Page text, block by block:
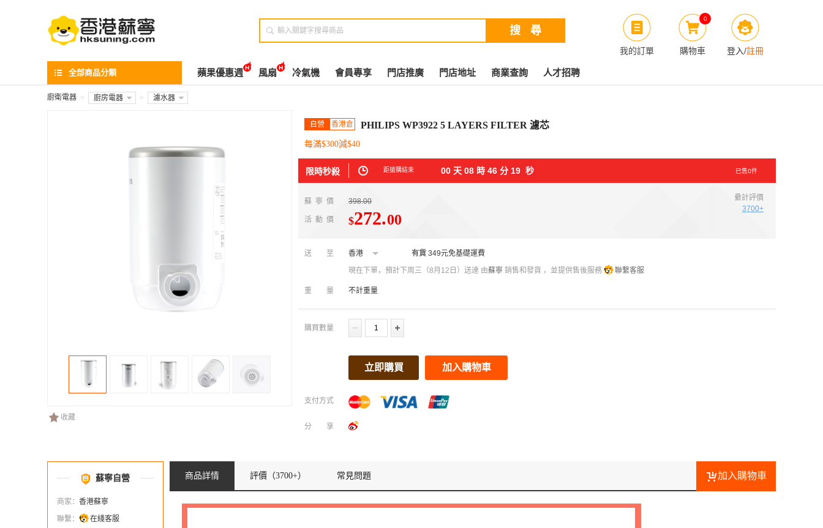
我的訂單
0
購物車 登入/註冊

全部商品分類 蘋果優惠週 風扇 冷氣機 會員專享 門店推廣 門店地址 商業查詢 人才招聘
廚衛電器 > 廚房電器 > 濾水器
收藏
自營 香港倉 PHILIPS WP3922 5 LAYERS FILTER 濾芯
每滿$300減$40
限時秒殺 距搶購結束 00 天 08 時 46 分 18 秒 已售0件
蘇寧價 398.00
活動價 $272.00
纍計評價
3700+
送至 香港 有貨 349元免基礎運費
現在下單，預計下周三（8月12日）送達 由蘇寧 銷售和發貨 ，並提供售後服務 聯繫客服
重量 不計重量
購買數量
立即購買 加入購物車
支付方式
分享
蘇寧自營
商家： 香港蘇寧
聯繫：
在綫客服
加入購物車
商品詳情 評價 （3700+） 常見問題